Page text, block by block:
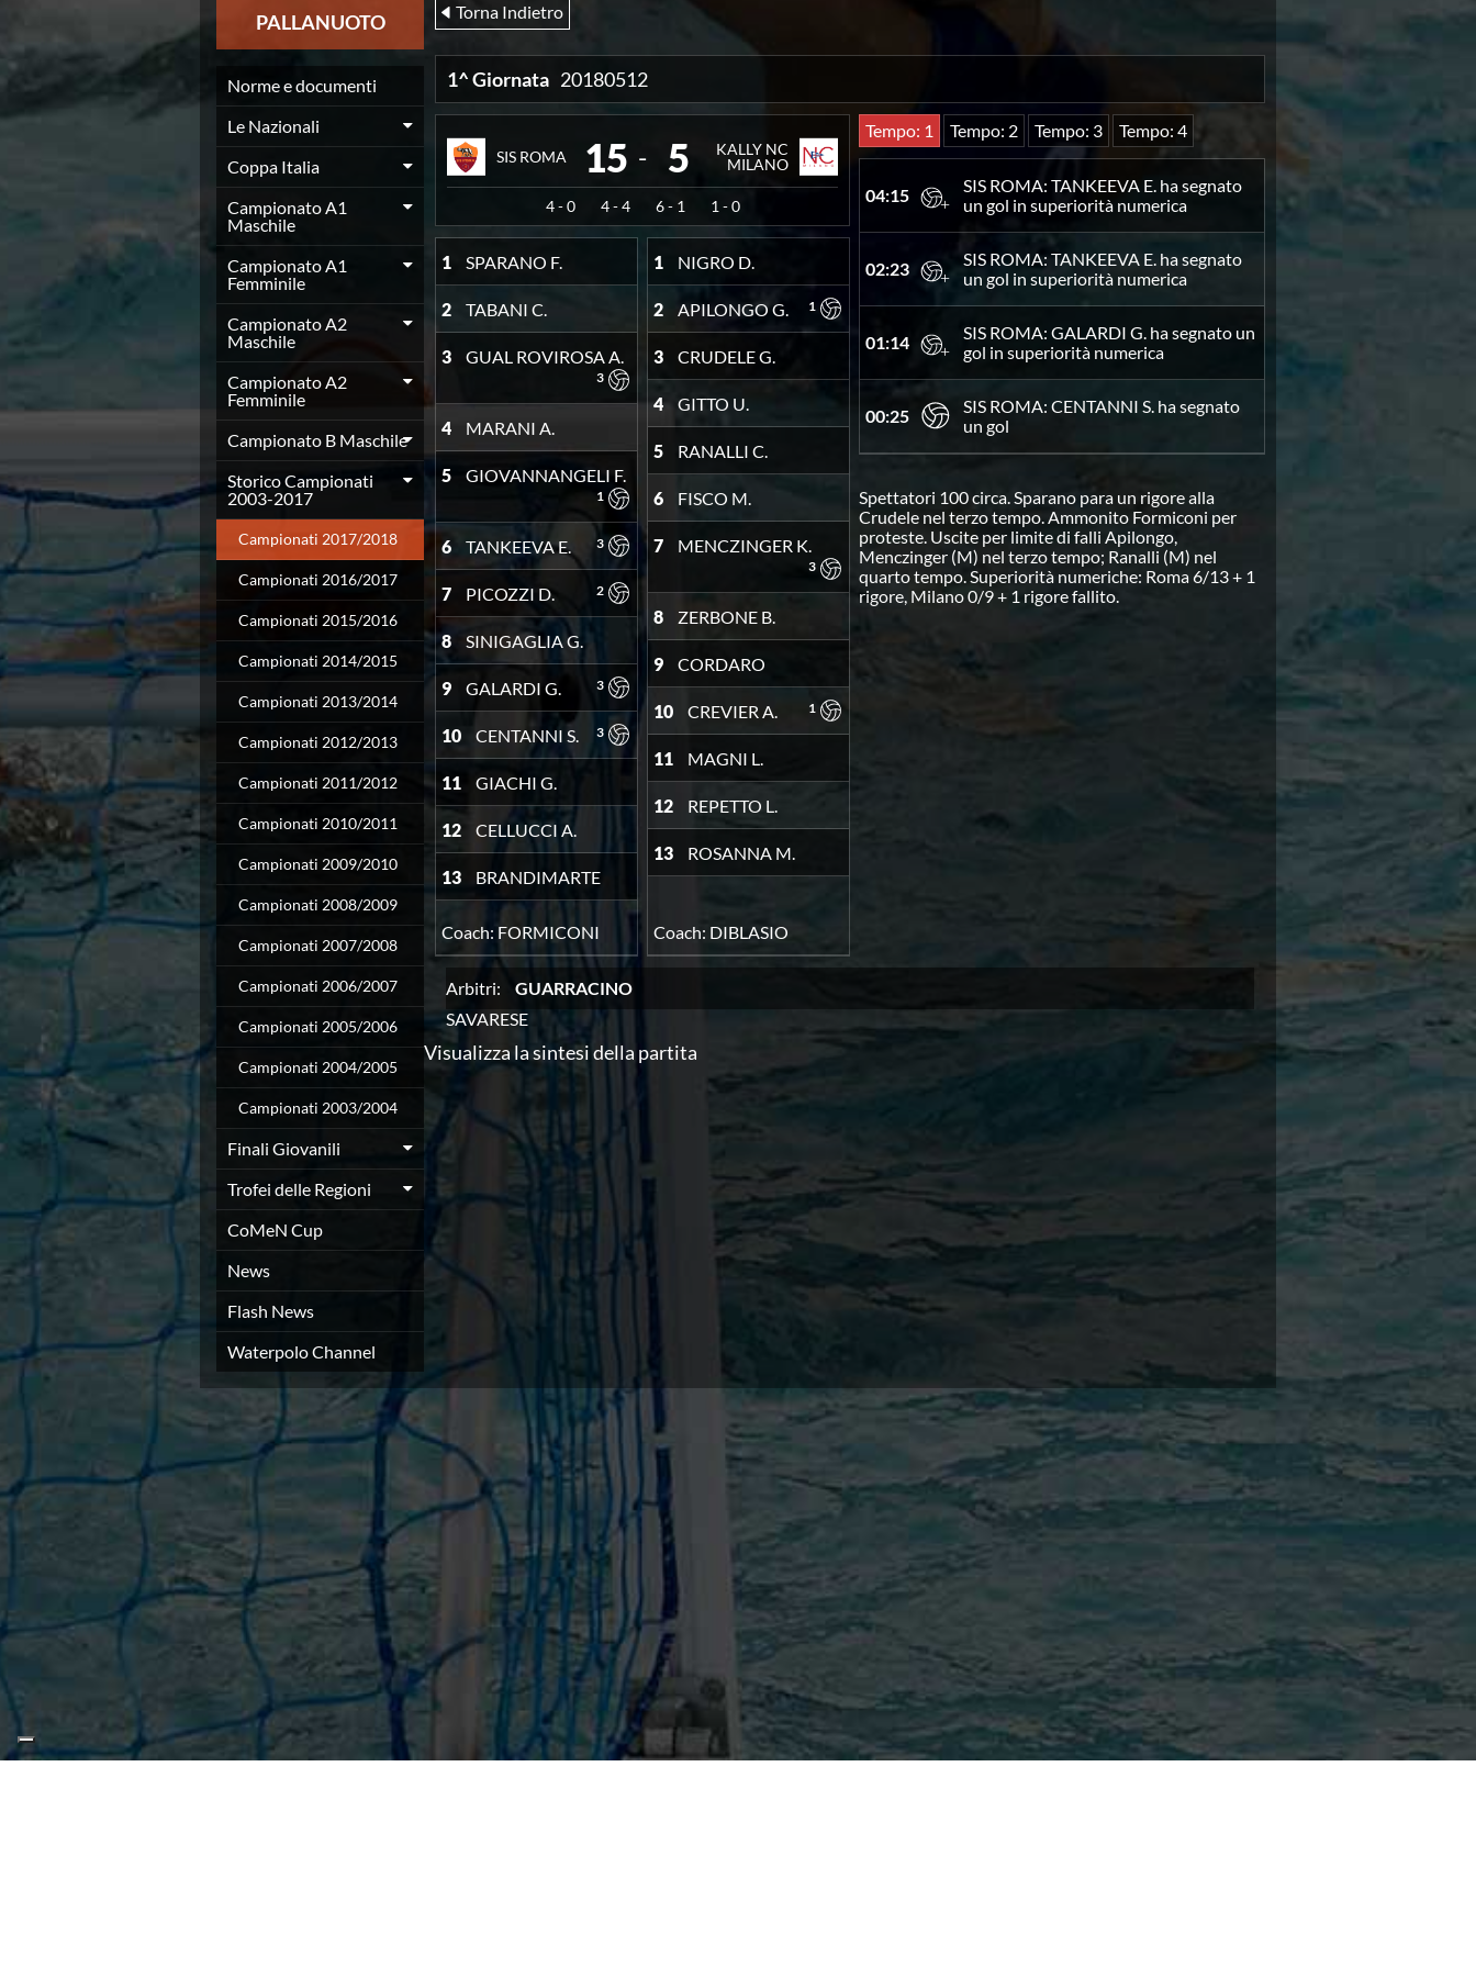
News
Nuoto
Eventi attività agonistica
Calendario nazionale
Norme e documenti
Risultati e Classifiche
Graduatorie
Graduatorie Stagione 2025-2026
Azzurri
Records
News
Flash News
Pallanuoto
Norme e documenti
Le Nazionali
Coppa Italia
Campionato A1 Maschile
Campionato A1 Femminile
Campionato A2 Maschile
Campionato A2 Femminile
Campionato B Maschile
Storico Campionati 2003-2017
Finali Giovanili
Trofei delle Regioni
CoMeN Cup
News
Flash News
Waterpolo Channel
Tuffi
Eventi
Norme e documenti
Risultati e Classifiche
Azzurri
News
Flash News
Artistico
Eventi
Norme e documenti
Risultati e Classifiche
Azzurri
News
Flash News
Fondo
Eventi
Grand Prix
Norme e documenti
Risultati e Classifiche
Primati
Azzurri
News
Flash News
Salvamento
Eventi
Norme e documenti
Risultati e Classifiche
Albi d'oro - Primati
News
Flash News
Master
Campionati Italiani
Calendario Nazionale Fondo
Norme e documenti
Risultati e Classifiche
Primati
Graduatorie
Analisi e Approfondimenti
News
Flash News
Formazione
PALLANUOTO
Norme e documenti
Le Nazionali
Coppa Italia
Campionato A1
Maschile
Campionato A1
Femminile
Campionato A2
Maschile
Campionato A2
Femminile
Campionato B Maschile
Storico Campionati
2003-2017
Campionati 2017/2018
Campionati 2016/2017
Campionati 2015/2016
Campionati 2014/2015
Campionati 2013/2014
Campionati 2012/2013
Campionati 2011/2012
Campionati 2010/2011
Campionati 2009/2010
Campionati 2008/2009
Campionati 2007/2008
Campionati 2006/2007
Campionati 2005/2006
Campionati 2004/2005
Campionati 2003/2004
Finali Giovanili
Trofei delle Regioni
CoMeN Cup
News
Flash News
Waterpolo Channel
1^ Giornata 20180512
Torna Indietro
SIS ROMA 15 - 5
KALLY NC
MILANO
4-0 4-4 6- 1 1 -0
1 SPARANO F.
2 TABANI C.
3 GUAL ROVIROSA A.
3
4 MARANI A.
5 GIOVANNANGELI F.
1
6 TANKEEVA E. 3
7 PICOZZI D. 2
8 SINIGAGLIA G.
9 GALARDI G. 3
10 CENTANNI S. 3
11 GIACHI G.
12 CELLUCCI A.
13 BRANDIMARTE
Coach: FORMICONI
1 NIGRO D.
2 APILONGO G. 1
3 CRUDELE G.
4 GITTO U.
5 RANALLI C.
6 FISCO M.
7 MENCZINGER K.
3
8 ZERBONE B.
9 CORDARO
10 CREVIER A. 1
11 MAGNI L.
12 REPETTO L.
13 ROSANNA M.
Coach: DIBLASIO
Tempo: 1 Tempo: 2 Tempo: 3 Tempo: 4
04:15
SIS ROMA: TANKEEVA E. ha segnato
un gol in superiorità numerica
02:23
SIS ROMA: TANKEEVA E. ha segnato
un gol in superiorità numerica
01:14
SIS ROMA: GALARDI G. ha segnato un
gol in superiorità numerica
00:25
SIS ROMA: CENTANNI S. ha segnato
un gol
Spettatori 100 circa. Sparano para un rigore alla
Crudele nel terzo tempo. Ammonito Formiconi per
proteste. Uscite per limite di falli Apilongo,
Menczinger (M) nel terzo tempo; Ranalli (M) nel
quarto tempo. Superiorità numeriche: Roma 6/13 + 1
rigore, Milano 0/9 + 1 rigore fallito.
Arbitri:
GUARRACINO
SAVARESE
Visualizza la sintesi della partita